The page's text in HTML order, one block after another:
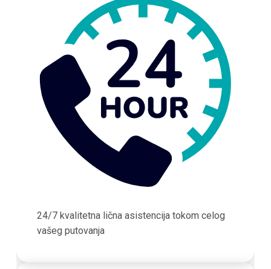
24/7 kvalitetna lična asistencija tokom celog
vašeg putovanja